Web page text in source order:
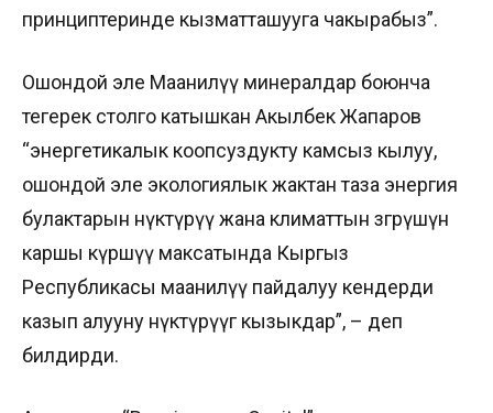
принциптеринде кызматташууга чакырабыз”.
Ошондой эле Маанилүү минералдар боюнча
тегерек столго катышкан Акылбек Жапаров
“энергетикалык коопсуздукту камсыз кылуу,
ошондой эле экологиялык жактан таза энергия
булактарын өнүктүрүү жана климаттын өзгөрүшүнө
каршы күрөшүү максатында Кыргыз
Республикасы маанилүү пайдалуу кендерди
казып алууну өнүктүрүүгө кызыкдар”, – деп
билдирди.